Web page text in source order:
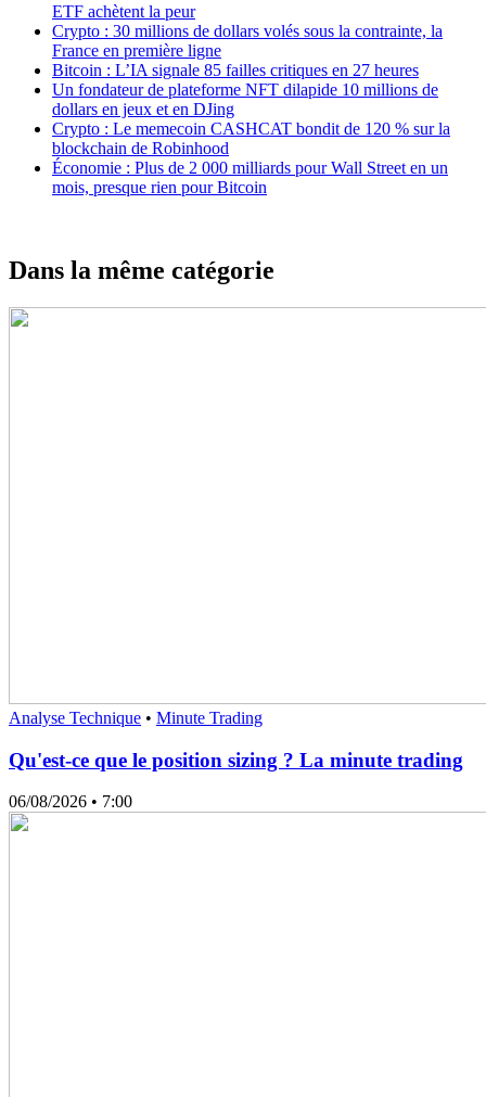
ETF achètent la peur
Crypto : 30 millions de dollars volés sous la contrainte, la
France en première ligne
Bitcoin : L’IA signale 85 failles critiques en 27 heures
Un fondateur de plateforme NFT dilapide 10 millions de
dollars en jeux et en DJing
Crypto : Le memecoin CASHCAT bondit de 120 % sur la
blockchain de Robinhood
Économie : Plus de 2 000 milliards pour Wall Street en un
mois, presque rien pour Bitcoin
Dans la même catégorie
Analyse Technique • Minute Trading
Qu'est-ce que le position sizing ? La minute trading
06/08/2026 • 7:00